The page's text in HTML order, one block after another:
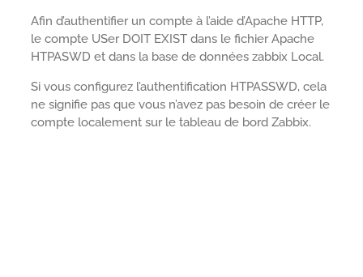
Afin d’authentifier un compte à l’aide d’Apache HTTP,
le compte USer DOIT EXIST dans le fichier Apache
HTPASWD et dans la base de données zabbix Local.
Si vous configurez l’authentification HTPASSWD, cela
ne signifie pas que vous n’avez pas besoin de créer le
compte localement sur le tableau de bord Zabbix.